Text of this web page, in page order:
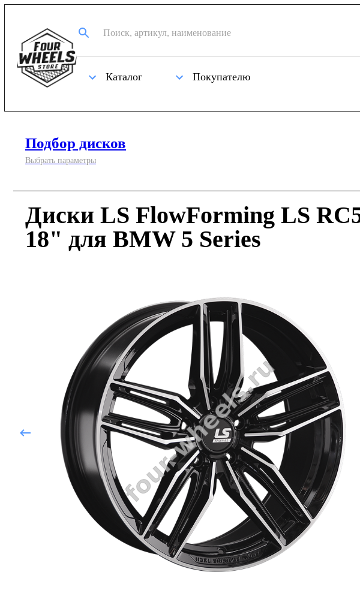
Каталог Покупателю
Подбор дисков
Выбрать параметры
Диски LS FlowForming LS
18" для BMW 5 Series